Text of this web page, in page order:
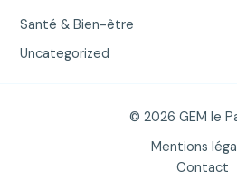
Santé & Bien-être
Uncategorized
© 2026 GEM le
Mentions
Contact